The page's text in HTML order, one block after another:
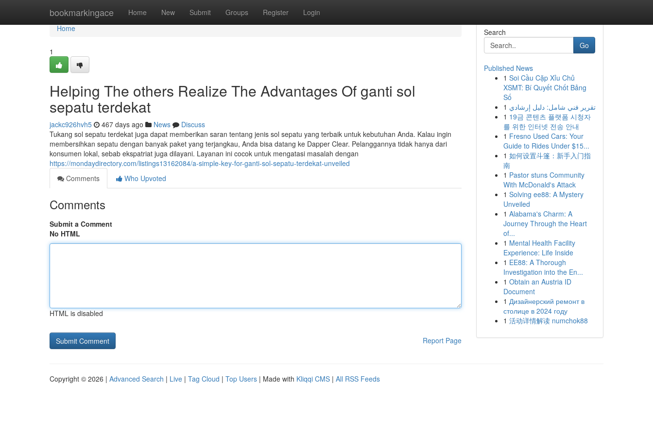
bookmarkingace Home New Submit Groups Register Login
Home
Home
1
Helping The others Realize The Advantages Of ganti sol
sepatu terdekat
jackc926hvh5 467 days ago News
Discuss
Tukang sol sepatu terdekat juga dapat memberikan saran tentang jenis sol sepatu yang terbaik untuk kebutuhan Anda. Kalau ingin
membersihkan sepatu dengan banyak paket yang terjangkau, Anda bisa datang ke Dapper Clear. Pelanggannya tidak hanya dari
konsumen lokal, sebab ekspatriat juga dilayani. Layanan ini cocok untuk mengatasi masalah dengan
https://mondaydirectory.com/listings13162084/a-simple-key-for-ganti-sol-sepatu-terdekat-unveiled
Comments
Who Upvoted
Comments
Submit a Comment
No HTML
HTML is disabled
Report Page
Search
Go
Published News
1 Soi Cầu Cặp Xỉu Chủ
XSMT: Bí Quyết Chốt Bảng
Số
1 تقرير فني شامل: دليل إرشادي
1 19금 콘텐츠 플랫폼 시청자
를 위한 인터넷 전송 안내
1 Fresno Used Cars: Your
Guide to Rides Under $15...
1 如何设置斗篷：新手入门指
南
1 Pastor stuns Community
With McDonald's Attack
1 Solving ee88: A Mystery
Unveiled
1 Alabama's Charm: A
Journey Through the Heart
of...
1 Mental Health Facility
Experience: Life Inside
1 EE88: A Thorough
Investigation into the En...
1 Obtain an Austria ID
Document
1 Дизайнерский ремонт в
столице в 2024 году
1 活动详情解读 numchok88
Copyright © 2026 | Advanced Search | Live | Tag Cloud | Top Users | Made with Kliqqi CMS | All RSS Feeds